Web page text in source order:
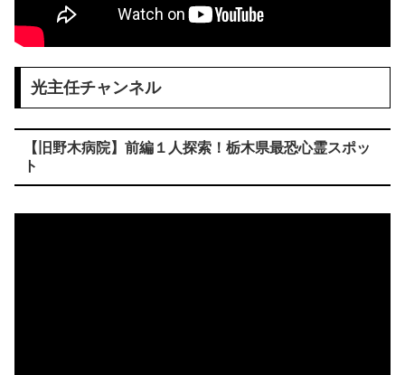
光主任チャンネル
【旧野木病院】前編１人探索！栃木県最恐心霊スポッ
ト